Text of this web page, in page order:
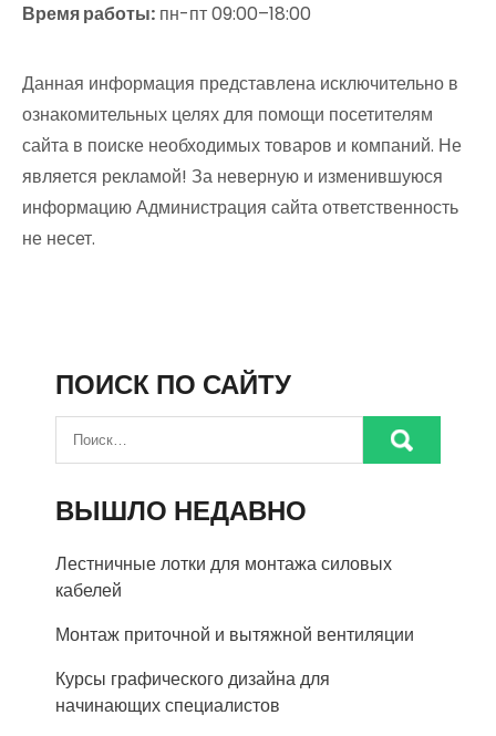
Время работы: пн-пт 09:00–18:00
Данная информация представлена исключительно в
ознакомительных целях для помощи посетителям
сайта в поиске необходимых товаров и компаний. Не
является рекламой! За неверную и изменившуюся
информацию Администрация сайта ответственность
не несет.
ПОИСК ПО САЙТУ
ВЫШЛО НЕДАВНО
Лестничные лотки для монтажа силовых
кабелей
Монтаж приточной и вытяжной вентиляции
Курсы графического дизайна для
начинающих специалистов